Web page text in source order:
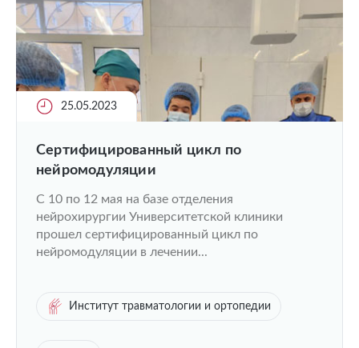
25.05.2023
Cертифицированный цикл по
нейромодуляции
С 10 по 12 мая на базе отделения
нейрохирургии Университетской клиники
прошел сертифицированный цикл по
нейромодуляции в лечении...
Институт травматологии и ортопедии